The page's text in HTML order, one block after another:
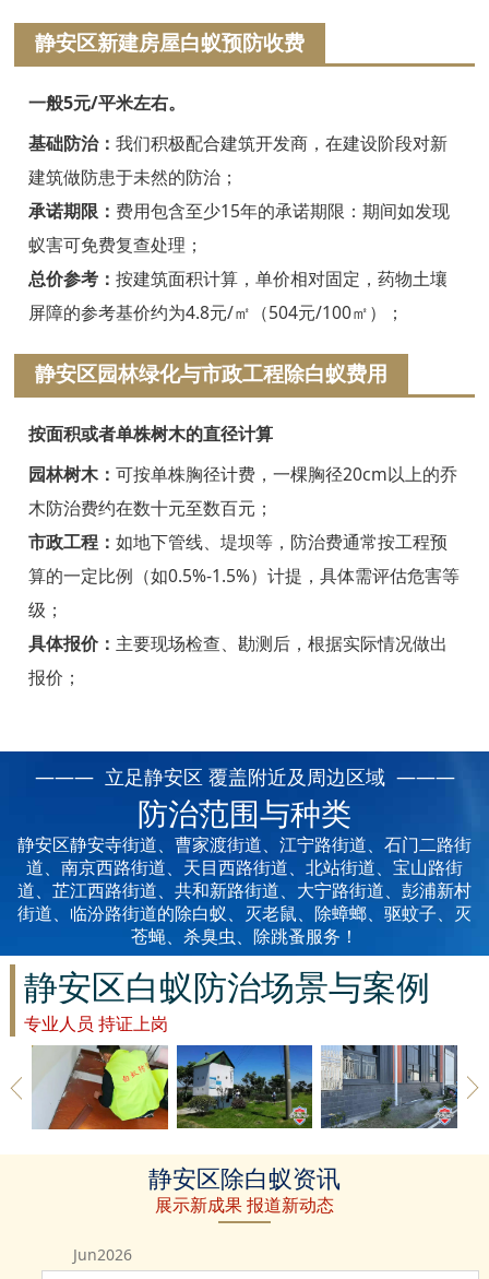
义乌白蚁防治
永康白蚁防治
武义白蚁防治
浦江白蚁防治
磐安白蚁防治
衢州白蚁防治
江山白蚁防治
常山白蚁防治
开化白蚁防治
龙游白蚁防治
舟山白蚁防治
岱山白蚁防治
青田白蚁防治
缙云白蚁防治
遂昌白蚁防治
松阳白蚁防治
云和白蚁防治
庆元白蚁防治
景宁白蚁防治
玉环白蚁防治
静安区新建房屋白蚁预防收费
一般5元/平米左右。
基础防治： 我们积极配合建筑开发商，在建设阶段对新
建筑做防患于未然的防治；
承诺期限： 费用包含至少15年的承诺期限：期间如发现
蚁害可免费复查处理；
总价参考： 按建筑面积计算，单价相对固定，药物土壤
屏障的参考基价约为4.8元/㎡（504元/100㎡）；
静安区园林绿化与市政工程除白蚁费用
按面积或者单株树木的直径计算
园林树木： 可按单株胸径计费，一棵胸径20cm以上的乔
木防治费约在数十元至数百元；
市政工程： 如地下管线、堤坝等，防治费通常按工程预
算的一定比例（如0.5%-1.5%）计提，具体需评估危害等
级；
具体报价： 主要现场检查、勘测后，根据实际情况做出
报价；
——— 立足静安区 覆盖附近及周边区域 ———
防治范围与种类
静安区静安寺街道、曹家渡街道、江宁路街道、石门二路街
道、南京西路街道、天目西路街道、北站街道、宝山路街
道、芷江西路街道、共和新路街道、大宁路街道、彭浦新村
街道、临汾路街道的除白蚁、灭老鼠、除蟑螂、驱蚊子、灭
苍蝇、杀臭虫、除跳蚤服务！
静安区白蚁防治场景与案例
专业人员 持证上岗
静安区草地
静安区建筑
白蚁防治
静安区家具
静安区除白蚁资讯
展示新成果 报道新动态
Jun2026